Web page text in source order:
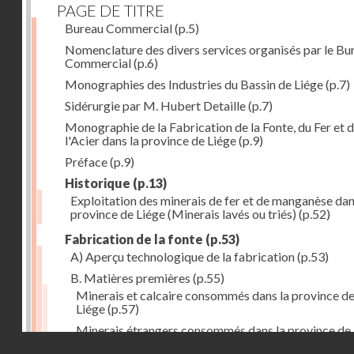
PAGE DE TITRE
Bureau Commercial(p.5)
Nomenclature des divers services organisés par le
Commercial(p.6)
Monographies des Industries du Bassin de Liége(p.7)
Sidérurgie par M. Hubert Detaille(p.7)
Monographie de la Fabrication de la Fonte, du Fer et
l'Acier dans la province de Liége(p.9)
Préface(p.9)
Historique (p.13)
Exploitation des minerais de fer et de manganèse
province de Liége (Minerais lavés ou triés) (p.52)
Fabrication de la fonte (p.53)
A) Aperçu technologique de la fabrication(p.53)
B. Matières premières (p.55)
Minerais et calcaire consommés dans la province de
Liége(p.57)
Minerais étrangers consommés dans la province de